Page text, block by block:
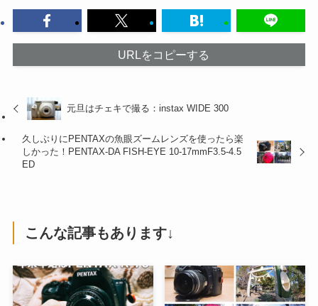
URLをコピーする
元旦はチェキで撮る：instax WIDE 300
久しぶりにPENTAXの魚眼ズームレンズを使ったら楽
しかった！PENTAX-DA FISH-EYE 10-17mmF3.5-4.5
ED
こんな記事もあります↓